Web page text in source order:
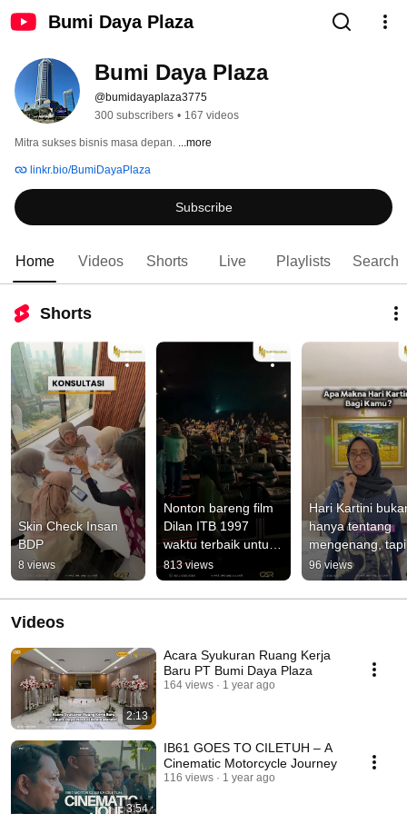
Bumi Daya Plaza
Bumi Daya Plaza
@bumidayaplaza3775
300 subscribers • 167 videos
Mitra sukses bisnis masa depan. ...more
linkr.bio/BumiDayaPlaza
Subscribe
Home Videos Shorts Live Playlists Search
Shorts
Skin Check Insan
BDP
8 views
Nonton bareng film
Dilan ITB 1997
waktu terbaik untuk
recharge
813 views
Hari Kartini
hanya tentang
mengenang, tapi
tentang
semangat
perjuangan
96 views
Videos
2:13
Acara Syukuran Ruang Kerja
Baru PT Bumi Daya Plaza
164 views 1 year ago
3:54
IB61 GOES TO CILETUH – A
Cinematic Motorcycle Journey
116 views 1 year ago